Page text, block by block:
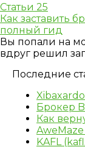
Статьи 25
Как заставить
полный гид
Вы попали на
вдруг решил
Последние
Брокер
Как
KAFL